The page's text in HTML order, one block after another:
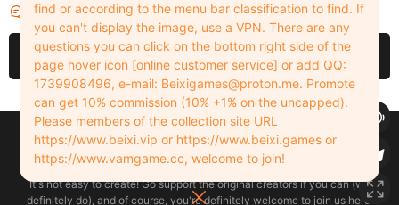
评论 0
请先登录
Copyleft © 2022-2026 beixi.vip - All Rights Freedom！
创作不易！有能力的同学可以去支持一下原创作者（我们绝对支持），当然
了，您加入这里我们也绝对欢迎！
It's not easy to create! Go support the original creators if you can (we
definitely do), and of course, you're definitely welcome to join us here!
find or according to the menu bar classification to find. If
you can't display the image, use a VPN. There are any
questions you can click on the bottom right side of the
page hover icon [online customer service] or add QQ:
1739908496, e-mail: Beixigames@proton.me. Promote
can get 10% commission (10% +1% on the uncapped).
Please members of the collection site URL
https://www.beixi.vip or https://www.beixi.games or
https://www.vamgame.cc, welcome to join!